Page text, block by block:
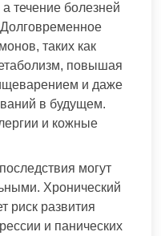
течение болезней
таких как
повышая
и даже
в будущем.
и кожные
могут
Хронический
риск развития
и панических